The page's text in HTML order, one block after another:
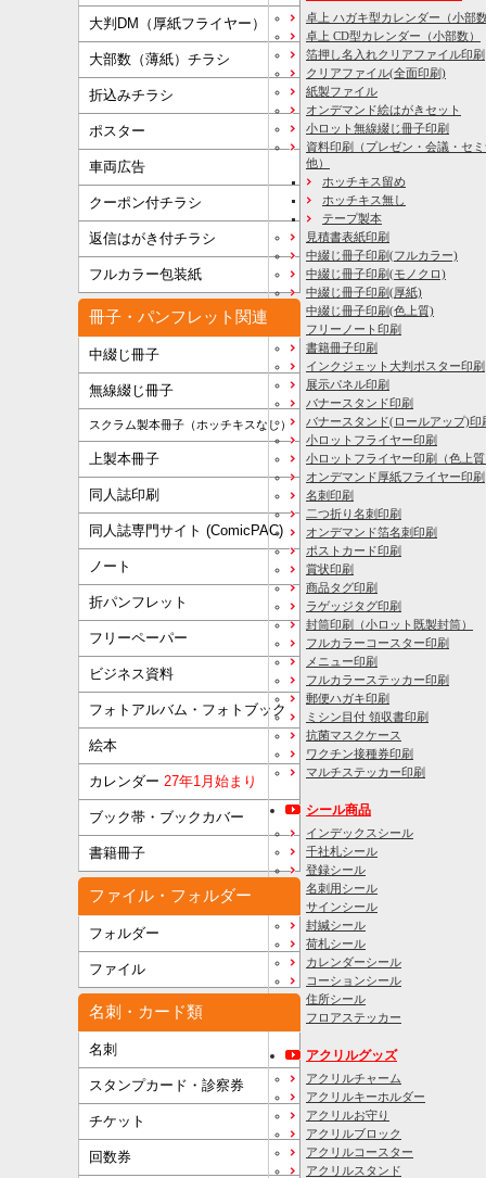
大判DM（厚紙フライヤー）
大部数（薄紙）チラシ
折込みチラシ
ポスター
車両広告
クーポン付チラシ
返信はがき付チラシ
フルカラー包装紙
冊子・パンフレット関連
中綴じ冊子
無線綴じ冊子
スクラム製本冊子（ホッチキスなし）
上製本冊子
同人誌印刷
同人誌専門サイト (ComicPAC)
ノート
折パンフレット
フリーペーパー
ビジネス資料
フォトアルバム・フォトブック
絵本
カレンダー 27年1月始まり
ブック帯・ブックカバー
書籍冊子
ファイル・フォルダー
フォルダー
ファイル
名刺・カード類
名刺
スタンプカード・診察券
チケット
回数券
卓上 ハガキ型カレンダー（小部
卓上 CD型カレンダー（小部数）
箔押し名入れクリアファイル印刷
クリアファイル(全面印刷)
紙製ファイル
オンデマンド絵はがきセット
小ロット無線綴じ冊子印刷
資料印刷
（プレゼン・会議・セ
他）
ホッチキス留め
ホッチキス無し
テープ製本
見積書表紙印刷
中綴じ冊子印刷(フルカラー)
中綴じ冊子印刷(モノクロ)
中綴じ冊子印刷(厚紙)
中綴じ冊子印刷(色上質)
フリーノート印刷
書籍冊子印刷
インクジェット大判ポスター印刷
展示パネル印刷
バナースタンド印刷
バナースタンド(ロールアップ)印
小ロットフライヤー印刷
小ロットフライヤー印刷（色上
オンデマンド厚紙フライヤー印刷
名刺印刷
二つ折り名刺印刷
オンデマンド箔名刺印刷
ポストカード印刷
賞状印刷
商品タグ印刷
ラゲッジタグ印刷
封筒印刷
（小ロット既製封筒）
フルカラーコースター印刷
メニュー印刷
フルカラーステッカー印刷
郵便ハガキ印刷
ミシン目付 領収書印刷
抗菌マスクケース
ワクチン接種券印刷
マルチステッカー印刷
シール商品
インデックスシール
千社札シール
登録シール
名刺用シール
サインシール
封緘シール
荷札シール
カレンダーシール
コーションシール
住所シール
フロアステッカー
アクリルグッズ
アクリルチャーム
アクリルキーホルダー
アクリルお守り
アクリルブロック
アクリルコースター
アクリルスタンド